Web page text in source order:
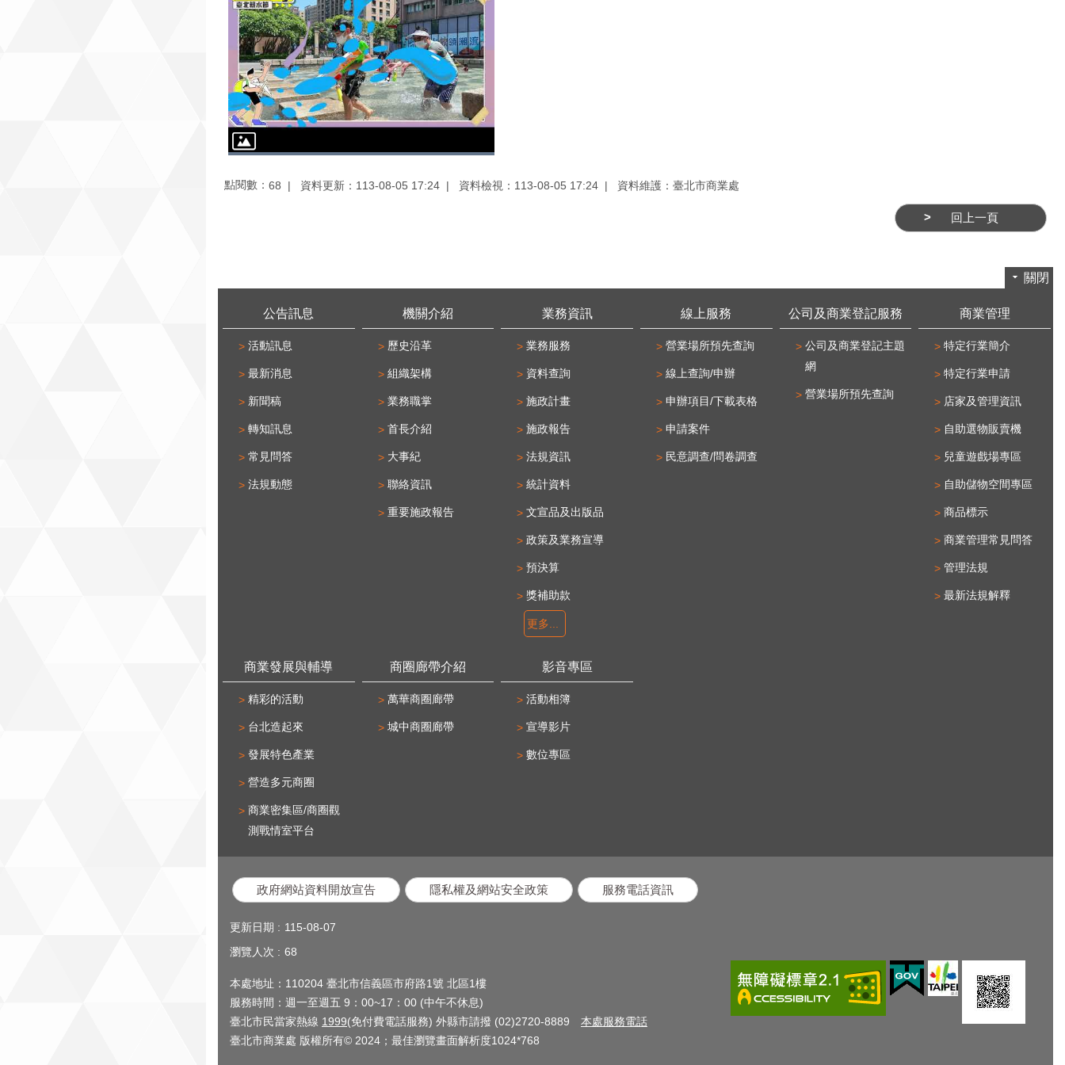
點閱數： 68 資料更新：113-08-05 17:24 資料檢視：113-08-05 17:24 資料維護：臺北市商業處
回上一頁
關閉
公告訊息
活動訊息
最新消息
新聞稿
轉知訊息
常見問答
法規動態
機關介紹
歷史沿革
組織架構
業務職掌
首長介紹
大事紀
聯絡資訊
重要施政報告
業務資訊
業務服務
資料查詢
施政計畫
施政報告
法規資訊
統計資料
文宣品及出版品
政策及業務宣導
預決算
獎補助款
更多...
線上服務
營業場所預先查詢
線上查詢/申辦
申辦項目/下載表格
申請案件
民意調查/問卷調查
公司及商業登記服務
公司及商業登記主題
網
營業場所預先查詢
商業管理
特定行業簡介
特定行業申請
店家及管理資訊
自助選物販賣機
兒童遊戲場專區
自助儲物空間專區
商品標示
商業管理常見問答
管理法規
最新法規解釋
商業發展與輔導
精彩的活動
台北造起來
發展特色產業
營造多元商圈
商業密集區/商圈觀
測戰情室平台
商圈廊帶介紹
萬華商圈廊帶
城中商圈廊帶
影音專區
活動相簿
宣導影片
數位專區
政府網站資料開放宣告 隱私權及網站安全政策 服務電話資訊
更新日期
115-08-07
瀏覽人次
68
本處地址：110204 臺北市信義區市府路1號 北區1樓
服務時間：週一至週五 9：00~17：00 (中午不休息)
臺北市民當家熱線 1999(免付費電話服務) 外縣市請撥 (02)2720-8889 本處服務電話
臺北市商業處 版權所有© 2024；最佳瀏覽畫面解析度1024*768